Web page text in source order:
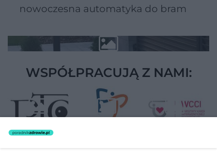
nowoczesna automatyka do bram
WSPÓŁPRACUJĄ Z NAMI: